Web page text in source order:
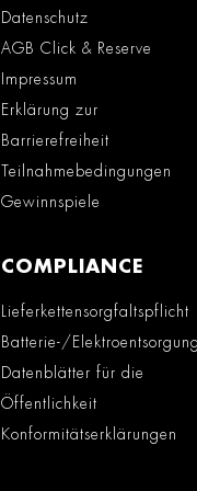
Datenschutz
AGB Click & Reserve
Impressum
Erklärung zur
Barrierefreiheit
Teilnahmebedingungen
Gewinnspiele
COMPLIANCE
Lieferkettensorgfaltspflicht
Batterie-/Elektroentsorgung
Datenblätter für die
Öffentlichkeit
Konformitätserklärungen